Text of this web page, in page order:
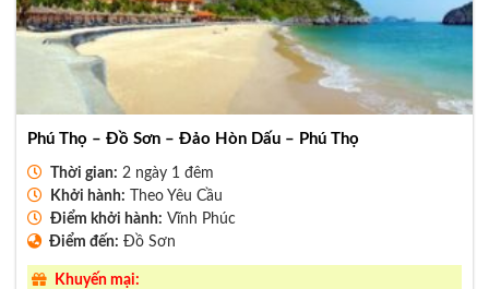
Phú Thọ – Đồ Sơn – Đảo Hòn Dấu – Phú Thọ
Thời gian: 2 ngày 1 đêm
Khởi hành: Theo Yêu Cầu
Điểm khởi hành: Vĩnh Phúc
Điểm đến: Đồ Sơn
Khuyến mại: